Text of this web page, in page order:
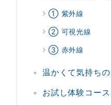
① 紫外線
② 可視光線
③ 赤外線
温かくて気持ち
お試し体験コース